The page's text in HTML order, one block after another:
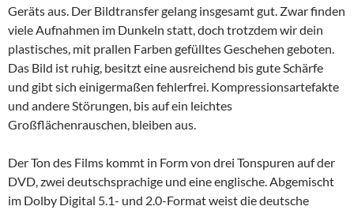
Geräts aus. Der Bildtransfer gelang insgesamt gut. Zwar finden
viele Aufnahmen im Dunkeln statt, doch trotzdem wir dein
plastisches, mit prallen Farben gefülltes Geschehen geboten.
Das Bild ist ruhig, besitzt eine ausreichend bis gute Schärfe
und gibt sich einigermaßen fehlerfrei. Kompressionsartefakte
und andere Störungen, bis auf ein leichtes
Großflächenrauschen, bleiben aus.
Der Ton des Films kommt in Form von drei Tonspuren auf der
DVD, zwei deutschsprachige und eine englische. Abgemischt
im Dolby Digital 5.1- und 2.0-Format weist die deutsche